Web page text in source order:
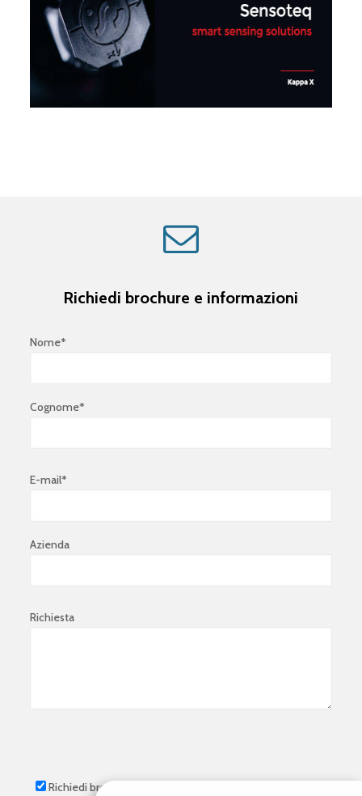
Richiedi brochure e informazioni
Nome*
Cognome*
E-mail*
Azienda
Richiesta
Richiedi brochure